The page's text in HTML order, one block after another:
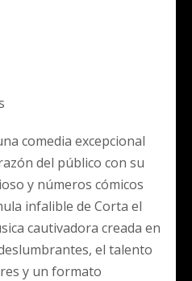
comedia excepcional
del público con su
y números cómicos
infalible de Corta el
cautivadora creada en
el talento
y un formato